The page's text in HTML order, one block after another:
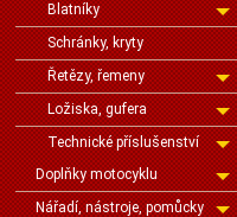
Blatníky
Schránky, kryty
Řetězy, řemeny
Ložiska, gufera
Technické příslušenství
Doplňky motocyklu
Nářadí, nástroje, pomůcky